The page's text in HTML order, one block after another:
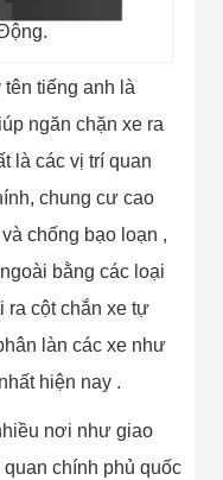
Thực Phẩm
Thiết Bị Ngành
Thực Phẩm
Thiết Bị Ngành
Công Nghiệp
Giáo Dục
Thiết Bị Ngành
Thủy Sản
Thiết Bị Ngành
Xách
Dự Án Triển
Khai
Dự Án Ngành
Thủy Sản
Dự Án Ngành
tiếng anh là
ngăn chặn xe ra
là các vị trí quan
chung cư cao
chống bạo loạn ,
bằng các loại
ra cột chắn xe tự
làn các xe như
hiện nay .
nơi như giao
chính phủ quốc